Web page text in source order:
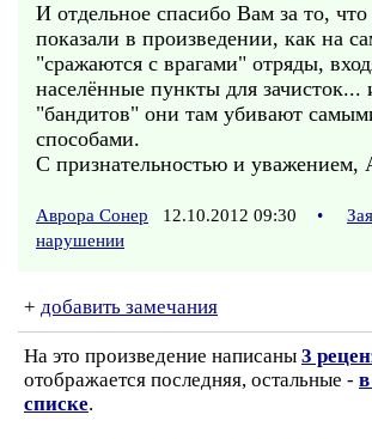
И отдельное спасибо Вам за то, что
показали в произведении, как на
"сражаются с врагами" отряды,
населённые пункты для зачисток...
"бандитов" они там убивают
способами.
С признательностью и уважением,
Аврора Сонер 12.10.2012 09:30 •
нарушении
+ добавить замечания
На это произведение написаны 3
отображается последняя, остальные -
списке.